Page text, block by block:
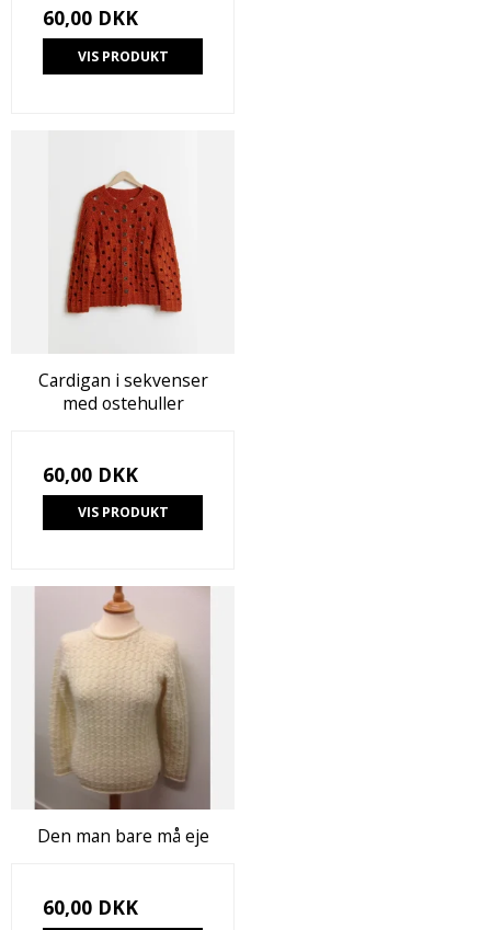
60,00 DKK
VIS PRODUKT
Cardigan i sekvenser
med ostehuller
60,00 DKK
VIS PRODUKT
Den man bare må eje
60,00 DKK